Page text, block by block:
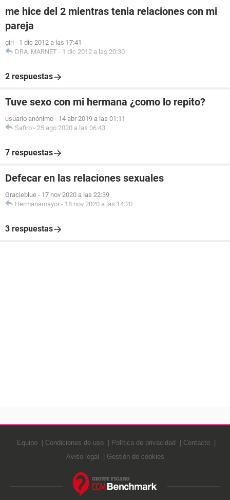
me hice del 2 mientras tenia relaciones con mi
pareja
girl - 1 dic 2012 a las 17:41
DRA. MARNET - 1 dic 2012 a las 20:30
2 respuestas
Tuve sexo con mi hermana ¿como lo repito?
usuario anónimo - 14 abr 2019 a las 01:11
Safiro - 25 ago 2020 a las 06:43
7 respuestas
Defecar en las relaciones sexuales
Gracieblue - 17 nov 2020 a las 22:39
Hermanamayor - 18 nov 2020 a las 14:20
3 respuestas
Equipo Condiciones de uso Política de privacidad
Contacto
Aviso legal
Gestión de cookies